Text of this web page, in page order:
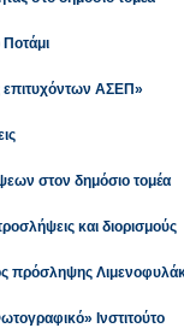
επιτυχόντων ΑΣΕΠ»
στον δημόσιο τομέα
και διορισμούς
πρόσληψης
Ινστιτούτο